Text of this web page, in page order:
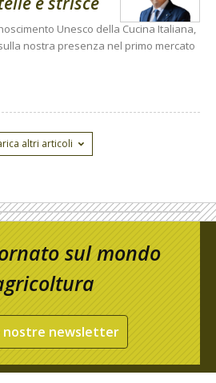
Unesco della Cucina Italiana,
nostra presenza nel primo mercato
altri articoli
sul mondo
nostre newsletter